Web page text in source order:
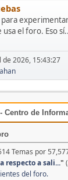
el foro. Eso
de 2026, 15:43:27
Centro de
Temas por
respecto a sali..." (
del foro.